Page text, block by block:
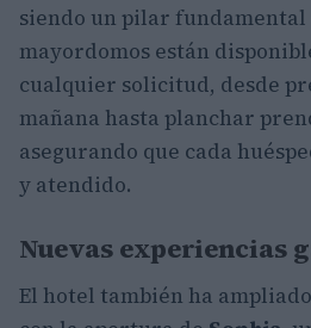
siendo un pilar fundamental
mayordomos están
cualquier solicitud, desde
mañana hasta planchar
asegurando que cada
y atendido.
Nuevas experiencias
El hotel también ha